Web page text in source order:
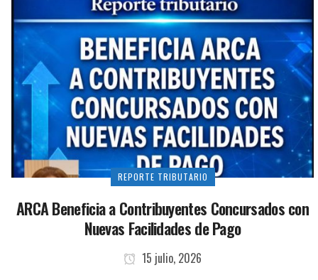
REPORTE TRIBUTARIO
ARCA Beneficia a Contribuyentes Concursados con
Nuevas Facilidades de Pago
15 julio, 2026